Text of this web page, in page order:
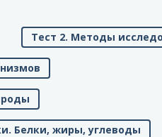
Тест 2. Методы
Белки, жиры, углеводы